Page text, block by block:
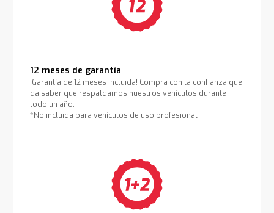
12 meses de garantía
¡Garantía de 12 meses incluida! Compra con la confianza que
da saber que respaldamos nuestros vehículos durante
todo un año.
*No incluida para vehículos de uso profesional